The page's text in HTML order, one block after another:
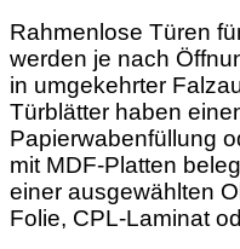
Rahmenlose Türen
werden je nach
in umgekehrter
Türblätter haben
Papierwabenfüllung
mit MDF-Platten
einer ausgewählten
Folie, CPL-Laminat